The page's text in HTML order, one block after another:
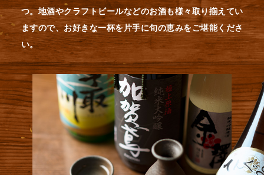
つ。地酒やクラフトビールなどのお酒も様々取り揃えてい
ますので、お好きな一杯を片手に旬の恵みをご堪能くださ
い。